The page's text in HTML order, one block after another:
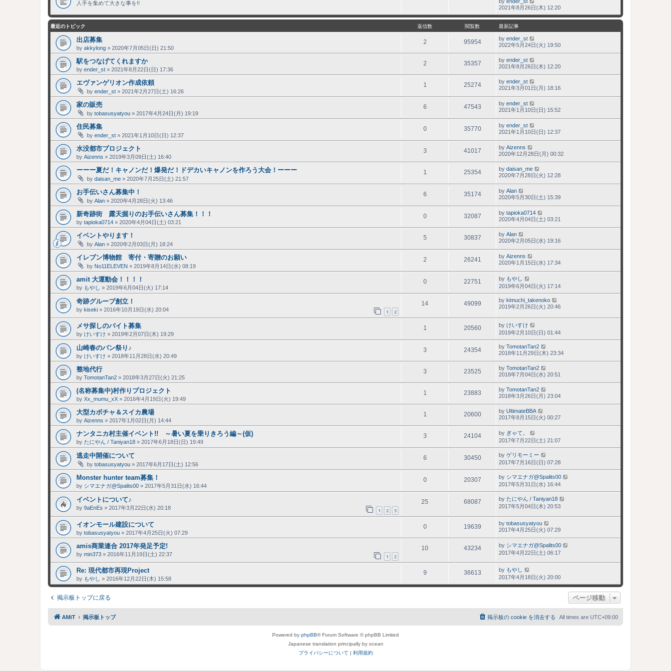
人手を集めて大きな事を!!
新
記
2021年8月26日(木) 12:20
最近のトピック 返信数 閲覧数 最新記事
出店募集
by akkylong » 2020年7月05日(日) 21:50
2 95954 by ender_st
2022年5月24日(火) 19:50
駅をつなげてくれますか
by ender_st » 2021年8月22日(日) 17:36
2 35357 by ender_st
2021年8月26日(木) 12:20
エヴァンゲリオン作成依頼
by ender_st » 2021年2月27日(土) 16:26
1 25274 by ender_st
2021年3月01日(月) 18:16
家の販売
by tobasusyatyou » 2017年4月24日(月) 19:19
6 47543 by ender_st
2021年1月10日(日) 15:52
住民募集
by ender_st » 2021年1月10日(日) 12:37
0 35770 by ender_st
2021年1月10日(日) 12:37
水没都市プロジェクト
by Aizenns » 2019年3月09日(土) 16:40
3 41017 by Aizenns
2020年12月28日(月) 00:32
ーーー夏だ！キャノンだ！爆発だ！ドデカいキャノンを作ろう大会！ーーー
by daisan_me » 2020年7月25日(土) 21:57
1 25354 by daisan_me
2020年7月28日(火) 12:28
お手伝いさん募集中！
by Alan » 2020年4月28日(火) 13:46
6 35174 by Alan
2020年5月30日(土) 15:39
新奇跡街 露天掘りのお手伝いさん募集！！！
by tapioka0714 » 2020年4月04日(土) 03:21
0 32087 by tapioka0714
2020年4月04日(土) 03:21
イベントやります！
by Alan » 2020年2月03日(月) 18:24
5 30837 by Alan
2020年2月05日(水) 19:16
イレブン博物館 寄付・寄贈のお願い
by No11ELEVEN » 2019年8月14日(水) 08:19
2 26241 by Aizenns
2020年1月15日(水) 17:34
amit 大運動会！！！！
by もやし » 2019年6月04日(火) 17:14
0 22751 by もやし
2019年6月04日(火) 17:14
奇跡グループ創立！
by kiseki » 2016年10月19日(水) 20:04 1 2
14 49099 by kimuchi_takenoko
2019年2月26日(火) 20:46
メサ探しのバイト募集
by けいすけ » 2019年2月07日(木) 19:29
1 20560 by けいすけ
2019年2月10日(日) 01:44
山崎春のパン祭り♪
by けいすけ » 2018年11月28日(水) 20:49
3 24354 by TomotanTan2
2018年11月29日(木) 23:34
整地代行
by TomotanTan2 » 2018年3月27日(火) 21:25
3 23525 by TomotanTan2
2018年7月04日(水) 20:51
(名称募集中)村作りプロジェクト
by Xx_mumu_xX » 2016年4月19日(火) 19:49
1 23883 by TomotanTan2
2018年3月26日(月) 23:04
大型カボチャ＆スイカ農場
by Aizenns » 2017年1月02日(月) 14:44
1 20600 by UltimateBBA
2017年8月15日(火) 00:27
ナンタニカ村主催イベント!! ～暑い夏を乗りきろう編～(仮)
by たにやん / Taniyan18 » 2017年6月18日(日) 19:49
3 24104 by ぎゃて。
2017年7月22日(土) 21:07
逃走中開催について
by tobasusyatyou » 2017年6月17日(土) 12:56
6 30450 by ゲリモーミー
2017年7月16日(日) 07:28
Monster hunter team募集！
by シマエナガ@Spalits00 » 2017年5月31日(水) 16:44
0 20307 by シマエナガ@Spalits00
2017年5月31日(水) 16:44
イベントについて♪
by 9aEnEs » 2017年3月22日(水) 20:18 1 2 3
25 68087 by たにやん / Taniyan18
2017年5月04日(木) 20:53
イオンモール建設について
by tobasusyatyou » 2017年4月25日(火) 07:29
0 19639 by tobasusyatyou
2017年4月25日(火) 07:29
amis商業連合 2017年発足予定!
by min373 » 2016年11月19日(土) 22:37 1 2
10 43234 by シマエナガ@Spalits00
2017年4月22日(土) 06:17
Re: 現代都市再現Project
by もやし » 2016年12月22日(木) 15:58
9 36613 by もやし
2017年4月18日(火) 20:00
掲示板トップに戻る ページ移動
AMiT 掲示板トップ All times are UTC+09:00
掲示板の cookie を消去する
Powered by phpBB® Forum Software © phpBB Limited
Japanese translation principally by ocean
プライバシーについて
利用規約